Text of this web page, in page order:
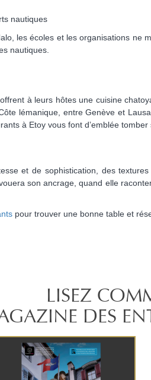
nautiques
les écoles et les organisations ne
nautiques.
à leurs hôtes une cuisine
lémanique, entre Genève et
à Etoy vous font d’emblée tomber
et de sophistication, des
son ancrage, quand elle
pour trouver une bonne table et
LISEZ
DES